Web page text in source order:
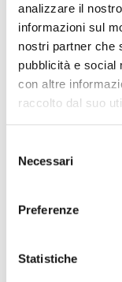
analizzare il
informazioni sul
nostri partner che
pubblicità e social
con altre
raccolto dal suo
delNecessari
Preferenze
Statistiche
Tre giorni di
ragazzi del
aggregarsi alla
nella prossima
Primo